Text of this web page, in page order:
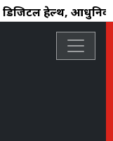
डिजिटल हेल्थ, आधुनिक